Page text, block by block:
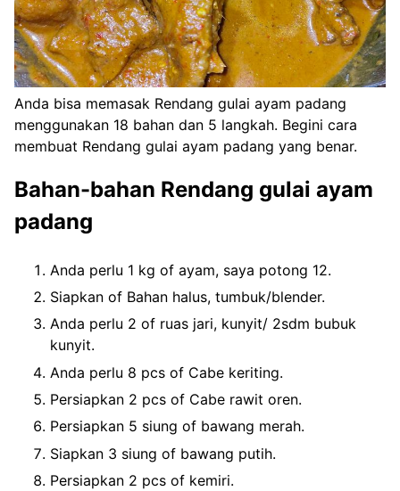
Anda bisa memasak Rendang gulai ayam padang
menggunakan 18 bahan dan 5 langkah. Begini cara
membuat Rendang gulai ayam padang yang benar.
Bahan-bahan Rendang gulai ayam
padang
Anda perlu 1 kg of ayam, saya potong 12.
Siapkan of Bahan halus, tumbuk/blender.
Anda perlu 2 of ruas jari, kunyit/ 2sdm bubuk
kunyit.
Anda perlu 8 pcs of Cabe keriting.
Persiapkan 2 pcs of Cabe rawit oren.
Persiapkan 5 siung of bawang merah.
Siapkan 3 siung of bawang putih.
Persiapkan 2 pcs of kemiri.